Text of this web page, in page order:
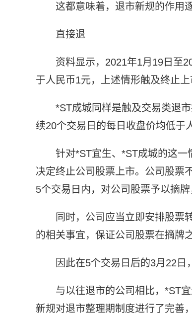
这都意味着，退市新规的作用
直接退
资料显示，2021年1月19日至
于人民币1元，上述情形触及终止上
*ST成城同样是触及交易类退
续20个交易日的每日收盘价均低于
针对*ST宜生、*ST成城的这
决定终止公司股票上市。公司股票
5个交易日内，对公司股票予以摘牌
同时，公司应当立即安排股票
的相关事宜，保证公司股票在摘牌
因此在5个交易日后的3月22日
与以往退市的公司相比，*ST
新规对退市整理期制度进行了完善